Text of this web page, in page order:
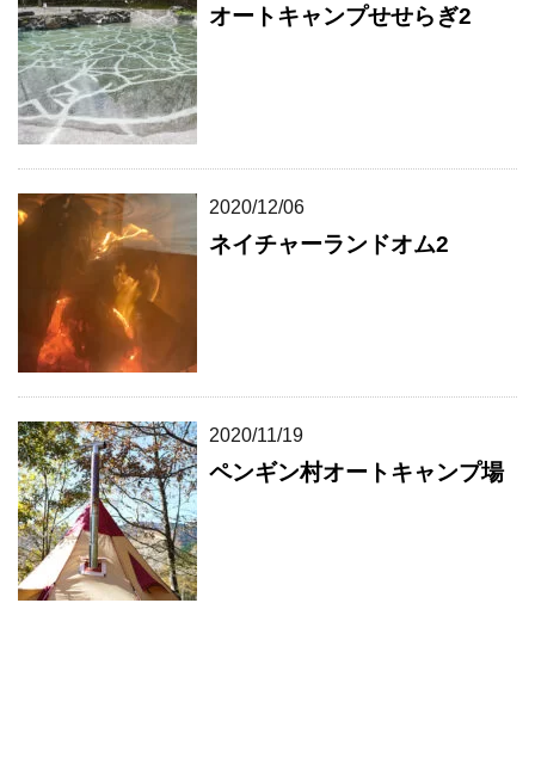
オートキャンプせせらぎ2
2020/12/06
ネイチャーランドオム2
2020/11/19
ペンギン村オートキャンプ場